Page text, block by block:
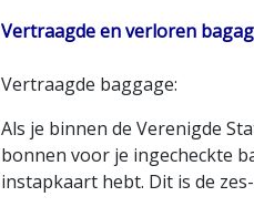
Vertraagde en verloren
Vertraagde baggage:
Als je binnen de Verenigde
bonnen voor je ingecheckte
instapkaart hebt. Dit is de